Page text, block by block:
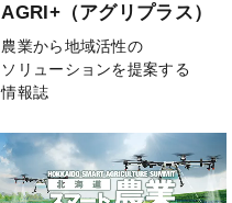
AGRI+（アグリプラス）
農業から地域活性の
ソリューションを提案する
情報誌